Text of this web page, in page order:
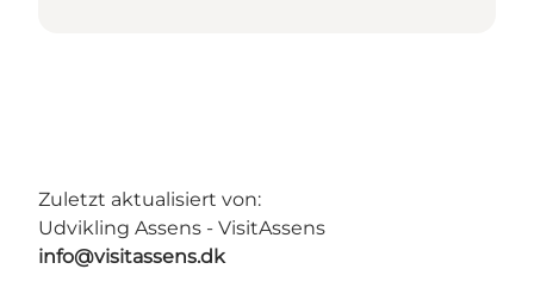
Zuletzt aktualisiert von:
Udvikling Assens - VisitAssens
info@visitassens.dk